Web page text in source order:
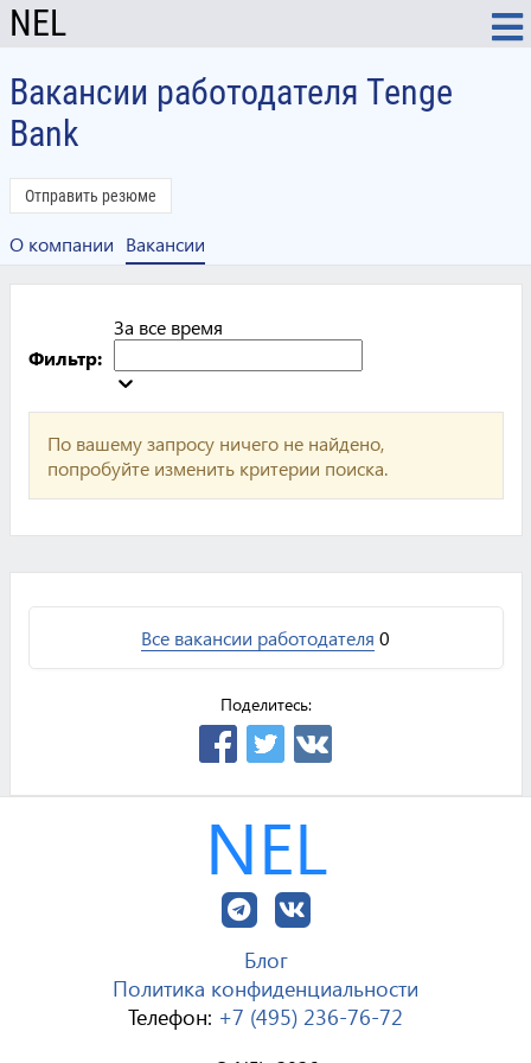
NEL
Вакансии работодателя Tenge
Bank
Отправить резюме
О компании Вакансии
Фильтр:
За все время
По вашему запросу ничего не найдено,
попробуйте изменить критерии поиска.
Все вакансии работодателя 0
Поделитесь:
NEL
Блог
Политика конфиденциальности
Телефон: +7 (495) 236-76-72